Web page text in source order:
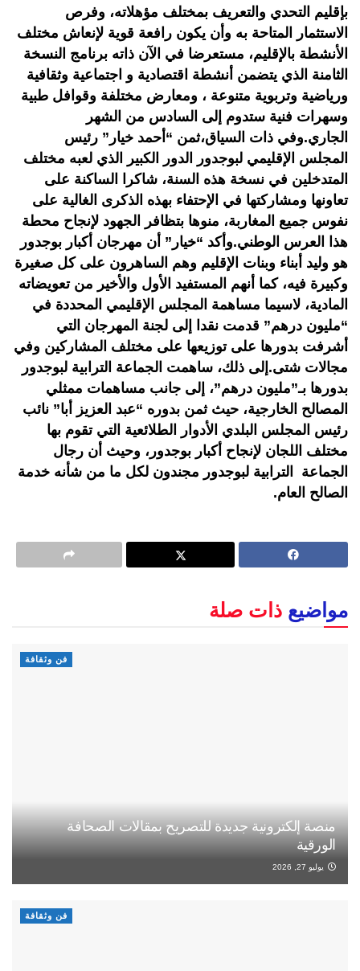
بإقليم التحدي والتعريف بمختلف مؤهلاته، وفرص
الاستثمار المتاحة به وأن يكون رافعة قوية لإنعاش مختلف
الأنشطة بالإقليم، مستعرضا في الآن ذاته برنامج النسخة
الثامنة الذي يتضمن أنشطة اقتصادية و اجتماعية وثقافية
ورياضية وتربوية متنوعة ، ومعارض مختلفة وقوافل طبية
وسهرات فنية ستدوم إلى السادس من الشهر
الجاري.وفي ذات السياق،ثمن “أحمد خيار” رئيس
المجلس الإقليمي لبوجدور الدور الكبير الذي لعبه مختلف
المتدخلين في نسخة هذه السنة، شاكرا الساكنة على
تعاونها ومشاركتها في الإحتفاء بهذه الذكرى الغالية على
نفوس جميع المغاربة، منوها بتظافر الجهود لإنجاح محطة
هذا العرس الوطني.وأكد “خيار” أن مهرجان أكبار بوجدور
هو وليد أبناء وبنات الإقليم وهم الساهرون على كل صغيرة
وكبيرة فيه، كما أنهم المستفيد الأول والأخير من تعويضاته
المادية، لاسيما مساهمة المجلس الإقليمي المحددة في
“مليون درهم” قدمت نقدا إلى لجنة المهرجان التي
أشرفت بدورها على توزيعها على مختلف المشاركين وفي
مجالات شتى.إلى ذلك، ساهمت الجماعة الترابية لبوجدور
بدورها بـ”مليون درهم”، إلى جانب مساهمات ممثلي
المصالح الخارجية، حيث ثمن بدوره “عبد العزيز أبا” نائب
رئيس المجلس البلدي الأدوار الطلائعية التي تقوم بها
مختلف اللجان لإنجاح أكبار بوجدور، وحيث أن رجال
الجماعة الترابية لبوجدور مجندون لكل ما من شأنه خدمة
الصالح العام.
مواضيع ذات صلة
فن وثقافة
منصة إلكترونية جديدة للتصريح بمقالات الصحافة
الورقية
يوليو 27, 2026
فن وثقافة